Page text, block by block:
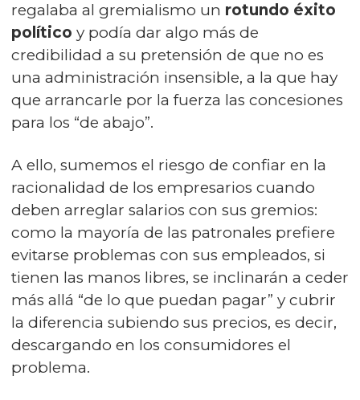
regalaba al gremialismo un rotundo éxito
político y podía dar algo más de
credibilidad a su pretensión de que no es
una administración insensible, a la que hay
que arrancarle por la fuerza las concesiones
para los “de abajo”.
A ello, sumemos el riesgo de confiar en la
racionalidad de los empresarios cuando
deben arreglar salarios con sus gremios:
como la mayoría de las patronales prefiere
evitarse problemas con sus empleados, si
tienen las manos libres, se inclinarán a ceder
más allá “de lo que puedan pagar” y cubrir
la diferencia subiendo sus precios, es decir,
descargando en los consumidores el
problema.